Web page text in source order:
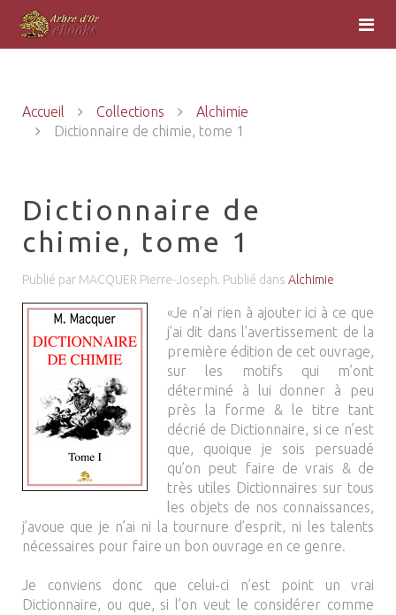
Accueil Collections
Alchimie
Dictionnaire de chimie, tome 1
Dictionnaire de
chimie, tome 1
Publié par MACQUER Pierre-Joseph. Publié dans Alchimie
«Je n’ai rien à ajouter ici à ce que
j’ai dit dans l’avertissement de la
première édition de cet ouvrage,
sur les motifs qui m’ont
déterminé à lui donner à peu
près la forme & le titre tant
décrié de Dictionnaire, si ce n’est
que, quoique je sois persuadé
qu’on peut faire de vrais & de
très utiles Dictionnaires sur tous
les objets de nos connaissances,
j’avoue que je n’ai ni la tournure d’esprit, ni les talents
nécessaires pour faire un bon ouvrage en ce genre.
Je conviens donc que celui-ci n’est point un vrai
Dictionnaire, ou que, si l’on veut le considérer comme